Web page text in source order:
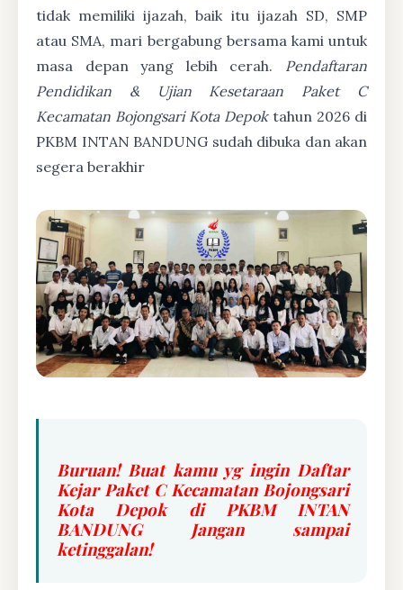
tidak memiliki ijazah, baik itu ijazah SD, SMP
atau SMA, mari bergabung bersama kami untuk
masa depan yang lebih cerah. Pendaftaran
Pendidikan & Ujian Kesetaraan Paket C
Kecamatan Bojongsari Kota Depoktahun 2026 di
PKBM INTAN BANDUNG sudah dibuka dan akan
segera berakhir
Buruan! Buat kamu yg ingin Daftar
Kejar Paket C Kecamatan Bojongsari
Kota Depok di PKBM INTAN
BANDUNG Jangan sampai
ketinggalan!